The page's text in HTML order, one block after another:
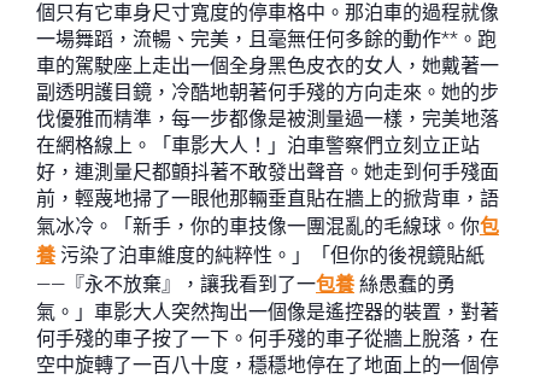
個只有它車身尺寸寬度的停車格中。那泊車的過程就像
一場舞蹈，流暢、完美，且毫無任何多餘的動作**。跑
車的駕駛座上走出一個全身黑色皮衣的女人，她戴著一
副透明護目鏡，冷酷地朝著何手殘的方向走來。她的步
伐優雅而精準，每一步都像是被測量過一樣，完美地落
在網格線上。「車影大人！」泊車警察們立刻立正站
好，連測量尺都顫抖著不敢發出聲音。她走到何手殘面
前，輕蔑地掃了一眼他那輛垂直貼在牆上的掀背車，語
氣冰冷。「新手，你的車技像一團混亂的毛線球。你包
養 污染了泊車維度的純粹性。」「但你的後視鏡貼紙
——『永不放棄』，讓我看到了一包養 絲愚蠢的勇
氣。」車影大人突然掏出一個像是遙控器的裝置，對著
何手殘的車子按了一下。何手殘的車子從牆上脫落，在
空中旋轉了一百八十度，穩穩地停在了地面上的一個停